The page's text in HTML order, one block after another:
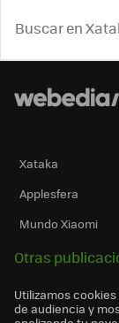
Xataka
Applesfera
Mundo Xiaomi
Otras
Utilizamos
de audiencia y